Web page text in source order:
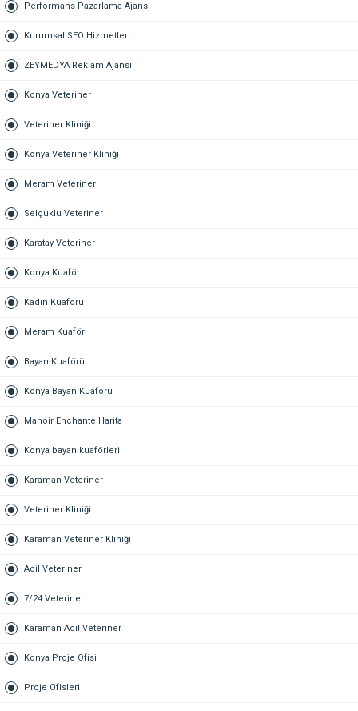
Performans Pazarlama Ajansı
Kurumsal SEO Hizmetleri
ZEYMEDYA Reklam Ajansı
Konya Veteriner
Veteriner Kliniği
Konya Veteriner Kliniği
Meram Veteriner
Selçuklu Veteriner
Karatay Veteriner
Konya Kuaför
Kadın Kuaförü
Meram Kuaför
Bayan Kuaförü
Konya Bayan Kuaförü
Manoir Enchante Harita
Konya bayan kuaförleri
Karaman Veteriner
Veteriner Kliniği
Karaman Veteriner Kliniği
Acil Veteriner
7/24 Veteriner
Karaman Acil Veteriner
Konya Proje Ofisi
Proje Ofisleri